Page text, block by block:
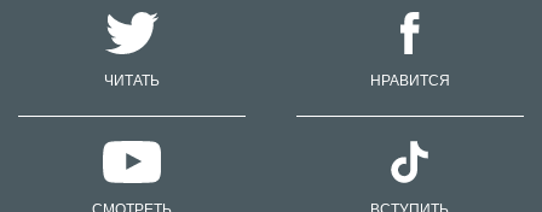
ЧИТАТЬ НРАВИТСЯ